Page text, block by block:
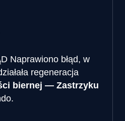
Naprawiono błąd, w
regeneracja
biernej — Zastrzyku